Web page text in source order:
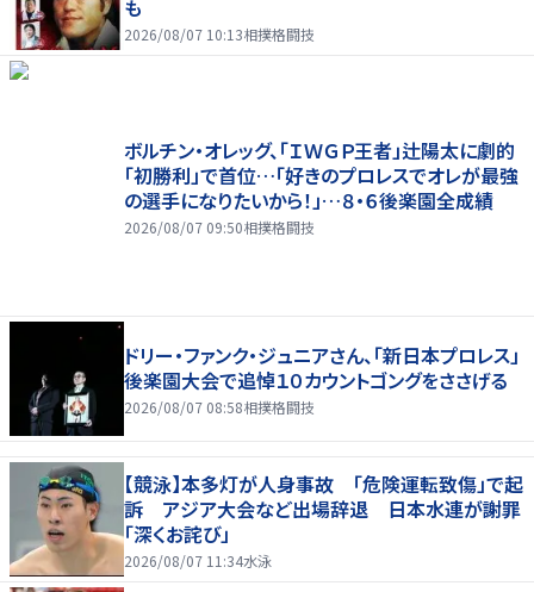
も
2026/08/07 10:13相撲格闘技
ボルチン・オレッグ、「ＩＷＧＰ王者」辻陽太に劇的
「初勝利」で首位…「好きのプロレスでオレが最強
の選手になりたいから！」…８・６後楽園全成績
2026/08/07 09:50相撲格闘技
ドリー・ファンク・ジュニアさん、「新日本プロレス」
後楽園大会で追悼１０カウントゴングをささげる
2026/08/07 08:58相撲格闘技
【競泳】本多灯が人身事故 「危険運転致傷」で起
訴 アジア大会など出場辞退 日本水連が謝罪
「深くお詫び」
2026/08/07 11:34水泳